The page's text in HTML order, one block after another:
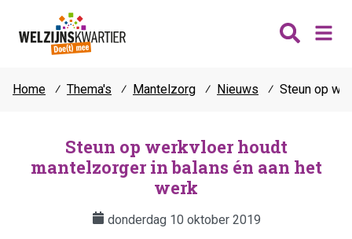
Thema's
Home ⁄ Thema's ⁄ Mantelzorg ⁄ Nieuws ⁄ Steun op
Steun op werkvloer houdt
mantelzorger in balans én aan het
werk
donderdag 10 oktober 2019